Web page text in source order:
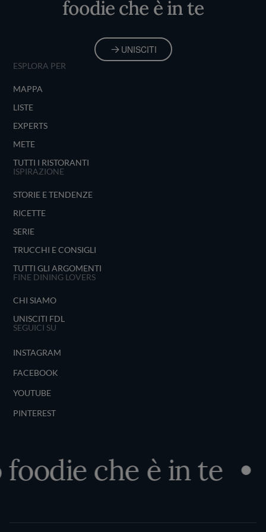
foodie che è in te
UNISCITI
ESPLORA PER
MAPPA
LISTE
EXPERTS
METE
TUTTI I RISTORANTI
ISPIRAZIONE
STORIE E TENDENZE
RICETTE
SERIE
TRUCCHI E CONSIGLI
TUTTI GLI ARGOMENTI
FINE DINING LOVERS
CHI SIAMO
UNISCITI FDL
SEGUICI SU
INSTAGRAM
FACEBOOK
YOUTUBE
PINTEREST
che è in te